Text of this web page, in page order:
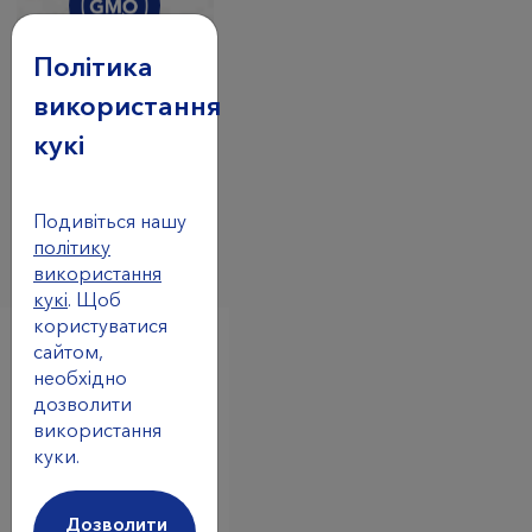
ГМО
випадкiв, коли вони
Переваги
тиреоїдних
гормонів
Політика
використання
кукі
Подивіться нашу
політику
використання
кукі. Щоб
користуватися
сайтом,
необхідно
дозволити
використання
куки.
Дозволити